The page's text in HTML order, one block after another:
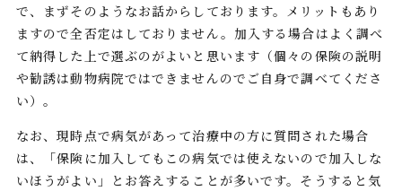
で、まずそのようなお話からしております。メリットもあり
ますので全否定はしておりません。加入する場合はよく調べ
て納得した上で選ぶのがよいと思います（個々の保険の説明
や勧誘は動物病院ではできませんのでご自身で調べてくださ
い）。
なお、現時点で病気があって治療中の方に質問された場合
は、「保険に加入してもこの病気では使えないので加入しな
いほうがよい」とお答えすることが多いです。そうすると気